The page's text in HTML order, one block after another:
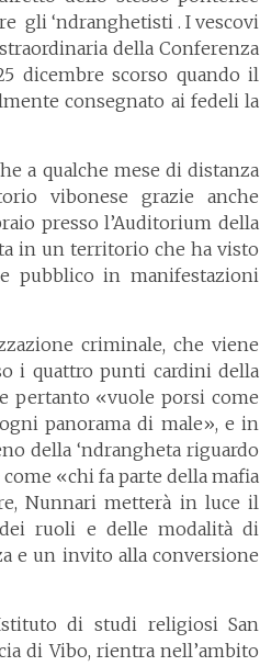
gli ‘ndranghetisti . I vescovi
della Conferenza
dicembre scorso quando il
consegnato ai fedeli la
a qualche mese di distanza
vibonese grazie anche
presso l’Auditorium della
in un territorio che ha visto
pubblico in manifestazioni
criminale, che viene
i quattro punti cardini della
pertanto «vuole porsi come
panorama di male», e in
della ‘ndrangheta riguardo
come «chi fa parte della mafia
Nunnari metterà in luce il
ruoli e delle modalità di
e un invito alla conversione
di studi religiosi San
di Vibo, rientra nell’ambito